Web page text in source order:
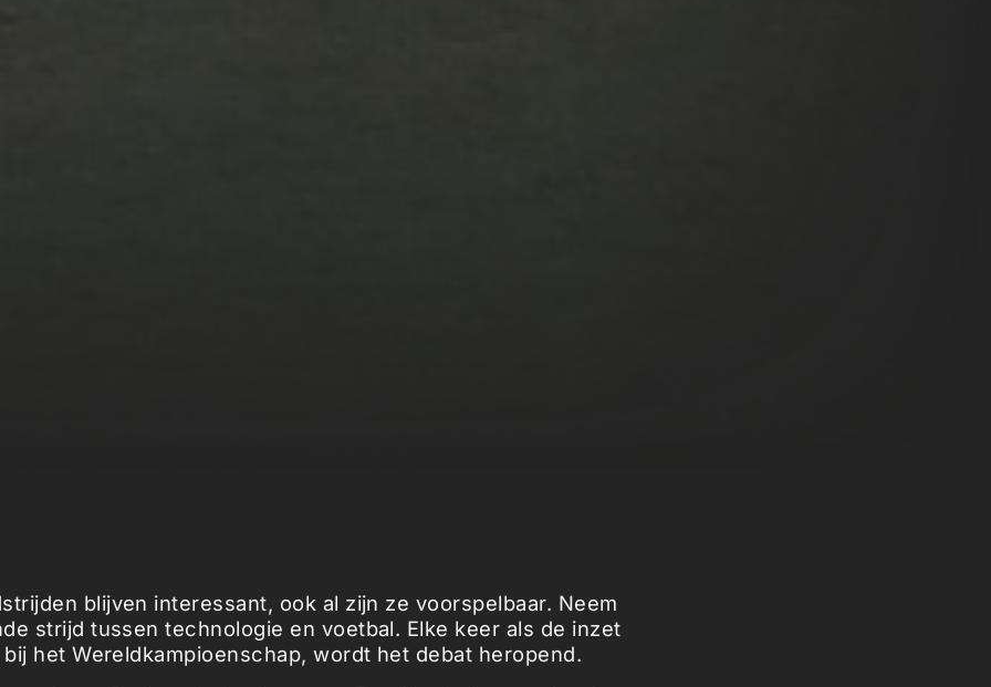
blijven interessant, ook al zijn ze voorspelbaar. Neem
strijd tussen technologie en voetbal. Elke keer als de inzet
het Wereldkampioenschap, wordt het debat heropend.